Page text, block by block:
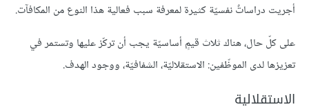
أجريت دراساتٌ نفسيّة كثيرة لمعرفة سبب فعالية هذا النوع من المكافآت.
على كلّ حال، هناك ثلاث قيمٍ أساسيّة يجب أن تركّز عليها وتستمر في
تعزيزها لدى الموظّفين: الاستقلاليّة، الشفافيّة، ووجود الهدف.
الاستقلالية